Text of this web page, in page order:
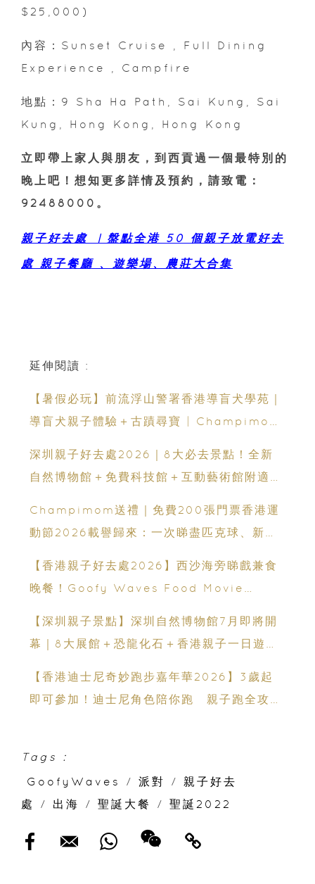
$25,000)
內容：Sunset Cruise , Full Dining
Experience , Campfire
地點：9 Sha Ha Path, Sai Kung, Sai
Kung, Hong Kong, Hong Kong
立即帶上家人與朋友，到西貢過一個最特別的
晚上吧！想知更多詳情及預約，請致電：
92488000。
親子好去處 ︳盤點全港 50 個親子放電好去
處 親子餐廳 、遊樂場、農莊大合集
延伸閱讀 :
【暑假必玩】前流浮山警署香港導盲犬學苑｜
導盲犬親子體驗＋古蹟尋寶 | Champimom
深圳親子好去處2026｜8大必去景點！全新
自然博物館＋免費科技館＋互動藝術館附適合
Champimom送禮｜免費200張門票香港運
動節2026載譽歸來：一次睇盡匹克球、新興
【香港親子好去處2026】西沙海旁睇戲兼食
晚餐！Goofy Waves Food Movie
【深圳親子景點】深圳自然博物館7月即將開
幕｜8大展館＋恐龍化石＋香港親子一日遊推
【香港迪士尼奇妙跑步嘉年華2026】3歲起
即可參加！迪士尼角色陪你跑 親子跑全攻略
Tags :
GoofyWaves
/ 派對 /
親子好去
處
/ 出海 / 聖誕大餐 / 聖誕2022